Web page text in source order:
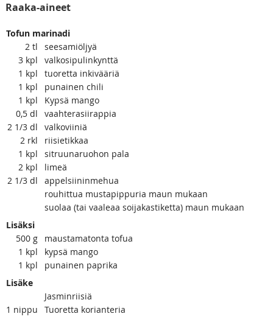
Raaka-aineet
Tofun marinadi
2 tl
seesamiöljyä
3 kpl
valkosipulinkynttä
1 kpl
tuoretta inkivääriä
1 kpl
punainen chili
1 kpl
Kypsä mango
0,5 dl
vaahterasiirappia
2 1/3 dl
valkoviiniä
2 rkl
riisietikkaa
1 kpl
sitruunaruohon pala
2 kpl
limeä
2 1/3 dl
appelsiininmehua
rouhittua mustapippuria maun mukaan
suolaa (tai vaaleaa soijakastiketta) maun mukaan
Lisäksi
500 g
maustamatonta tofua
1 kpl
kypsä mango
1 kpl
punainen paprika
Lisäke
Jasminriisiä
1 nippu Tuoretta korianteria